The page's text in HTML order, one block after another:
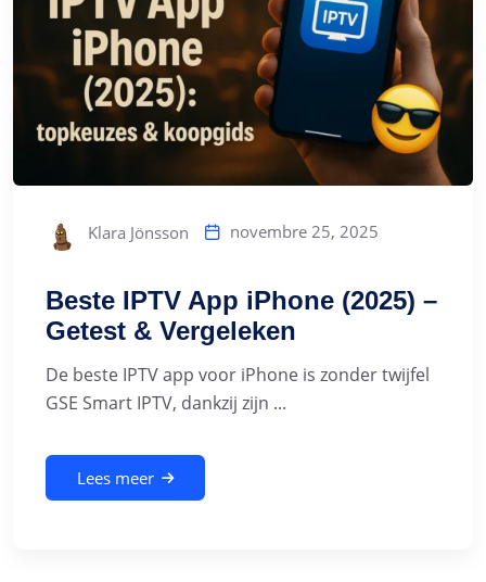
Klara Jönsson novembre 25, 2025
Beste IPTV App iPhone (2025) –
Getest & Vergeleken
De beste IPTV app voor iPhone is zonder twijfel
GSE Smart IPTV, dankzij zijn ...
Lees meer